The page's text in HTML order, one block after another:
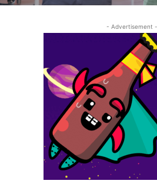
- Advertisement -